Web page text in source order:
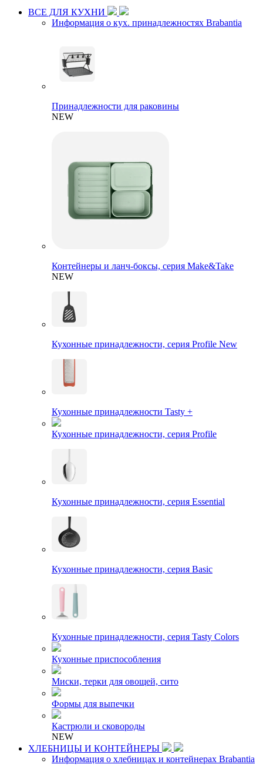
ВСЕ ДЛЯ КУХНИ
Информация о кух. принадлежностях Brabantia
Принадлежности для раковины
NEW
Контейнеры и ланч-боксы, серия Make&Take
NEW
Кухонные принадлежности, серия Profile New
Кухонные принадлежности Tasty +
Кухонные принадлежности, серия Profile
Кухонные принадлежности, серия Essential
Кухонные принадлежности, серия Basic
Кухонные принадлежности, серия Tasty Colors
Кухонные приспособления
Миски, терки для овощей, сито
Формы для выпечки
Кастрюли и сковороды
NEW
ХЛЕБНИЦЫ И КОНТЕЙНЕРЫ
Информация о хлебницах и контейнерах Brabantia